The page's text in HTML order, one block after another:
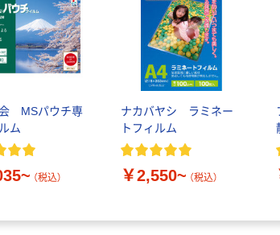
MSパウチ専
ム
（税込）
ナカバヤシ ラミネー
トフィルム
￥2,550~ （税込）